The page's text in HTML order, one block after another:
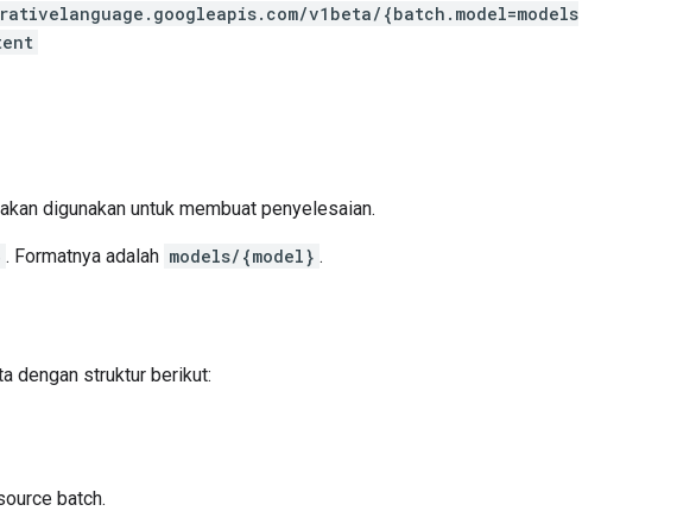
/v1beta/{batch.model=models
digunakan untuk membuat penyelesaian.
. Formatnya adalah models/{model} .
dengan struktur berikut:
batch.